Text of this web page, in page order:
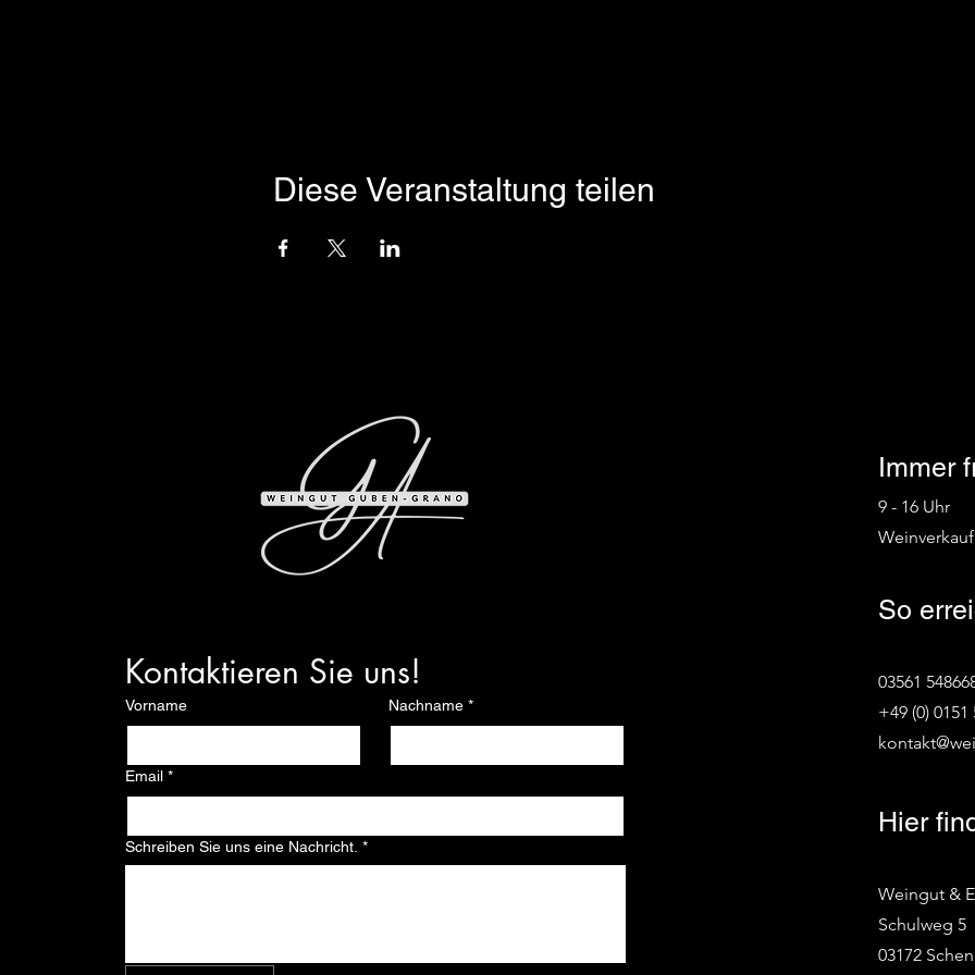
Diese Veranstaltung teilen
Kontaktieren Sie uns!
Vorname Nachname *
Email *
Schreiben Sie uns eine Nachricht. *
Immer
9 - 16 Uhr
So
03561
+49 (0) 0151
Hier
Weingut &
Schulweg 5
03172